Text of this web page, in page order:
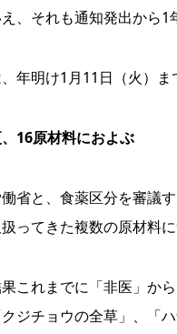
、それも通知発出から1
年明け1月11日（火）ま
16原材料におよぶ
省と、食薬区分を審議
ってきた複数の原材料
これまでに「非医」か
ジチョウの全草」、「